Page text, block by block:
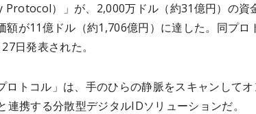
Protocol）」が、2,000万ドル（約31億円）の資
額が11億ドル（約1,706億円）に達した。同プロ
日発表された。
ロトコル」は、手のひらの静脈をスキャンして
連携する分散型デジタルIDソリューションだ。